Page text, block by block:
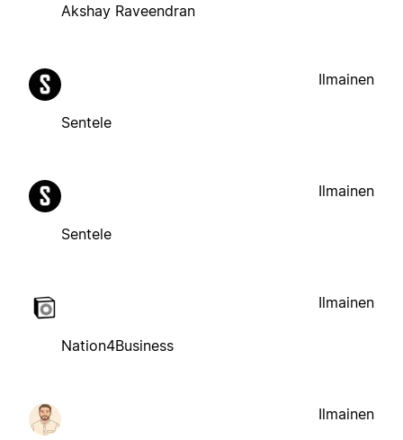
Akshay Raveendran
Sentele
Ilmainen
Sentele
Ilmainen
Nation4Business
Ilmainen
Ilmainen